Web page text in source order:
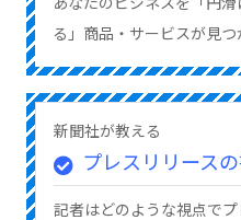
あなたのビジネスを「円
る」商品・サービスが見
新聞社が教える
プレスリリース
記者はどのような視点で